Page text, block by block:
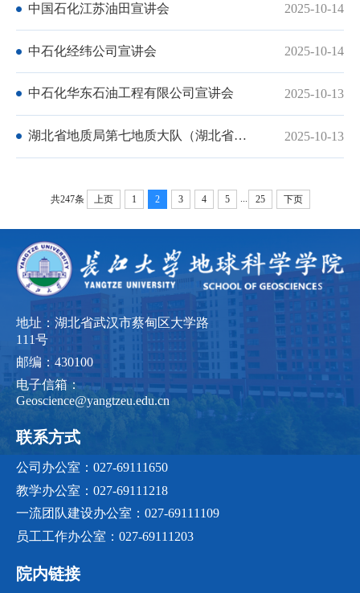
中国石化江苏油田宣讲会 2025-10-14
中石化经纬公司宣讲会 2025-10-14
中石化华东石油工程有限公司宣讲会 2025-10-13
湖北省地质局第七地质大队（湖北省宜
2025-10-13
共247条 上页 1 2 3 4 5 ... 25 下页
地址：湖北省武汉市蔡甸区大学路
111号
邮编：430100
电子信箱：
Geoscience@yangtzeu.edu.cn
联系方式
公司办公室：027-69111650
教学办公室：027-69111218
一流团队建设办公室：027-69111109
员工工作办公室：027-69111203
院内链接